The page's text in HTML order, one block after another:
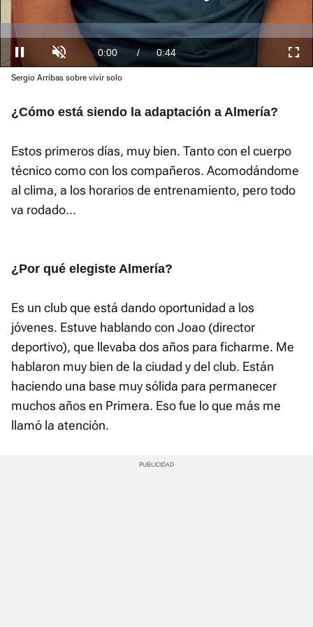
Pausa Unmute Current
Time
0:00 / Duration
0:44
Loaded
:
0.00%
Sergio Arribas sobre vivir solo
¿Cómo está siendo la adaptación a Almería?
Estos primeros días, muy bien. Tanto con el cuerpo
técnico como con los compañeros. Acomodándome
al clima, a los horarios de entrenamiento, pero todo
va rodado...
¿Por qué elegiste Almería?
Es un club que está dando oportunidad a los
jóvenes. Estuve hablando con Joao (director
deportivo), que llevaba dos años para ficharme. Me
hablaron muy bien de la ciudad y del club. Están
haciendo una base muy sólida para permanecer
muchos años en Primera. Eso fue lo que más me
llamó la atención.